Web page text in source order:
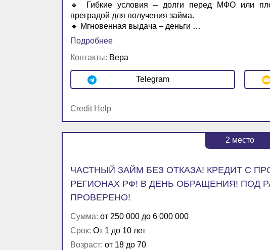
🔹 Гибкие условия – долги перед МФО или
преградой для получения займа.
🔹 Мгновенная выдача – деньги …
Подробнее
Контакты: Вера
Telegram
Credit Help
2 место
ЧАСТНЫЙ ЗАЙМ БЕЗ ОТКАЗА! КРЕДИТ С
РЕГИОНАХ РФ! В ДЕНЬ ОБРАЩЕНИЯ! ПОД
ПРОВЕРЕНО!
Сумма: от 250 000 до 6 000 000
Срок: От 1 до 10 лет
Возраст: от 18 до 70